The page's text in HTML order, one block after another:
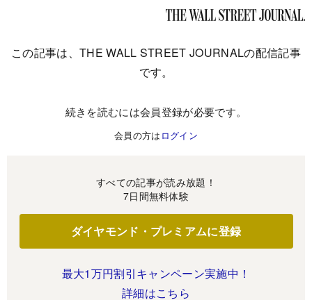
この記事は、THE WALL STREET JOURNALの配信記事
です。
続きを読むには会員登録が必要です。
会員の方は ログイン
すべての記事が読み放題！
7日間無料体験
ダイヤモンド・プレミアムに登録
最大1万円割引キャンペーン実施中！
詳細はこちら